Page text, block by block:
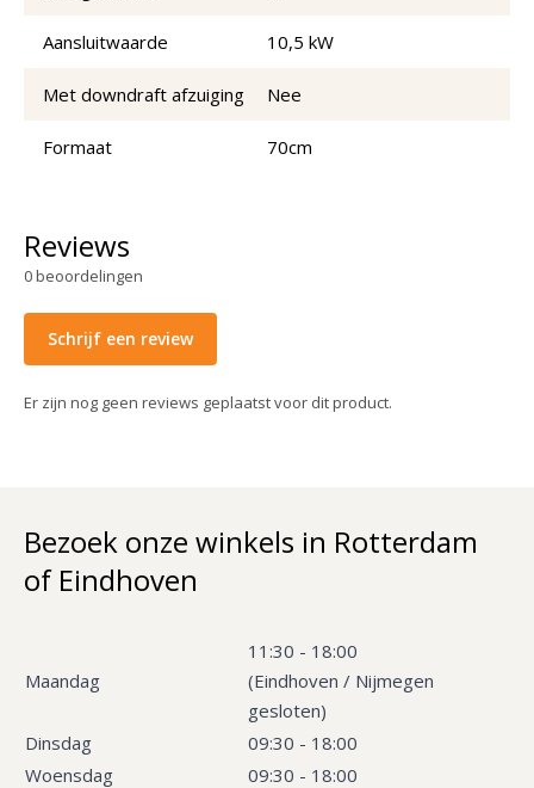
Aansluitwaarde 10,5 kW
Met downdraft afzuiging Nee
Formaat 70cm
Reviews
0beoordelingen
Schrijf een review
Er zijn nog geen reviews geplaatst voor dit product.
Bezoek onze winkels in Rotterdam
of Eindhoven
Maandag
11:30 - 18:00
(Eindhoven / Nijmegen
gesloten)
Dinsdag
09:30 - 18:00
Woensdag
09:30 - 18:00